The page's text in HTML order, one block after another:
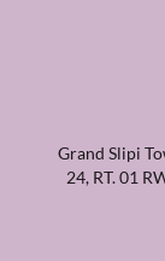
Grand Slipi
24, RT. 01